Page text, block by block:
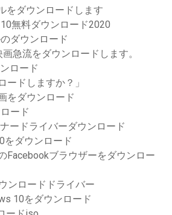
をダウンロードします
無料ダウンロード2020
ダウンロード
急流をダウンロードします。
ロード
ードしますか？」
をダウンロード
ード
ードライバーダウンロード
をダウンロード
Facebookブラウザーをダウンロー
ンロードドライバー
10をダウンロード